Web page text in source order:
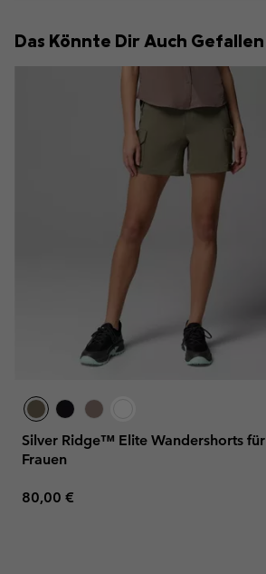
Das Könnte Dir Auch Gefallen
Silver Ridge™ Elite Wandershorts für
Frauen
Regular price:
80,00 €